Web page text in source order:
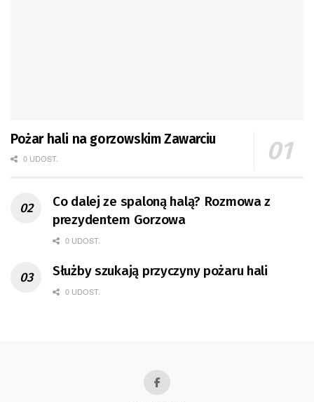
Pożar hali na gorzowskim Zawarciu
0 UDOST.
Co dalej ze spaloną halą? Rozmowa z
prezydentem Gorzowa
0 UDOST.
Służby szukają przyczyny pożaru hali
0 UDOST.